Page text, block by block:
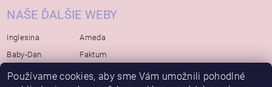
NAŠE ĎALŠIE WEBY
Inglesina
Baby-Dan
Rialto
Ameda
Faktum
Koelstra
Používame cookies, aby sme Vám umožnili pohodlné